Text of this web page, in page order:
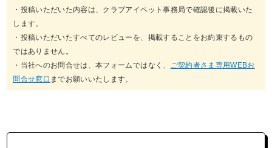
・投稿いただいた内容は、クラブアイペット事務局で確認後に掲載いた
します。
・投稿いただいたすべてのレビューを、掲載することをお約束するもの
ではありません。
・当社へのお問合せは、本フォームではなく、
ご契約者さま専用WEBお
問合せ窓口 までお願いいたします。